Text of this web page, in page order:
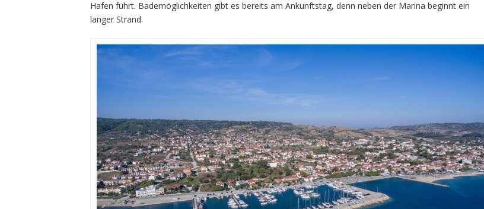
Hafen führt. Bademöglichkeiten gibt es bereits am Ankunftstag, denn neben der Marina beginnt ein
langer Strand.